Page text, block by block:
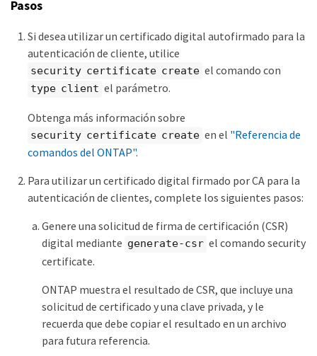
Pasos
Si desea utilizar un certificado digital autofirmado para la
autenticación de cliente, utilice
security certificate create el comando con
type client el parámetro.
Obtenga más información sobre
security certificate create en el "Referencia de
comandos del ONTAP".
Para utilizar un certificado digital firmado por CA para la
autenticación de clientes, complete los siguientes pasos:
Genere una solicitud de firma de certificación (CSR)
digital mediante generate-csr el comando security
certificate.
ONTAP muestra el resultado de CSR, que incluye una
solicitud de certificado y una clave privada, y le
recuerda que debe copiar el resultado en un archivo
para futura referencia.